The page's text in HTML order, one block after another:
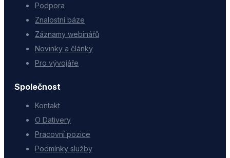
Podpora
Znalostní báze
Záznamy webinářů
Novinky a články
Pro vývojáře
Společnost
Kontakt
O Dativery
Pracovní pozice
Podmínky služby